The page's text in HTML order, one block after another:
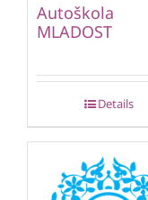
Autoškola
MLADOST
Details